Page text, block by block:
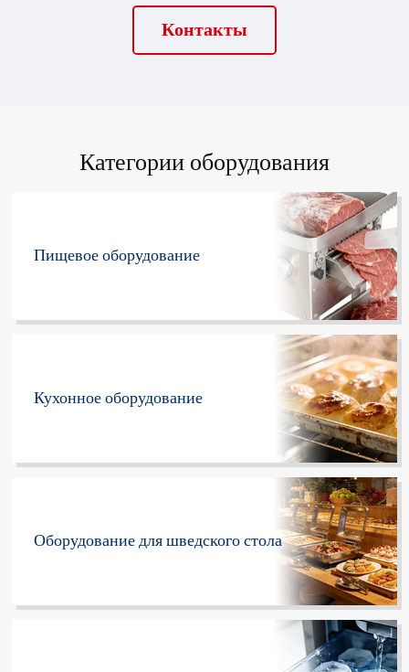
Контакты
Категории оборудования
Пищевое оборудование
Кухонное оборудование
Оборудование для шведского стола